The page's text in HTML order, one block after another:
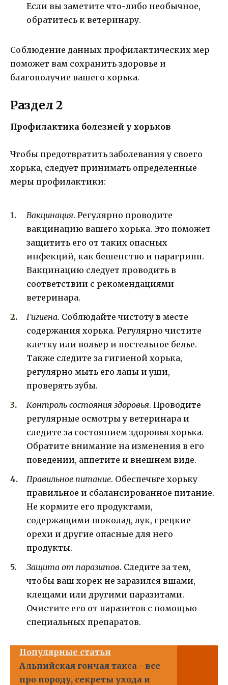
Если вы заметите что-либо необычное,
обратитесь к ветеринару.
Соблюдение данных профилактических мер
поможет вам сохранить здоровье и
благополучие вашего хорька.
Раздел 2
Профилактика болезней у хорьков
Чтобы предотвратить заболевания у своего
хорька, следует принимать определенные
меры профилактики:
Вакцинация. Регулярно проводите
вакцинацию вашего хорька. Это поможет
защитить его от таких опасных
инфекций, как бешенство и парагрипп.
Вакцинацию следует проводить в
соответствии с рекомендациями
ветеринара.
Гигиена. Соблюдайте чистоту в месте
содержания хорька. Регулярно чистите
клетку или вольер и постельное белье.
Также следите за гигиеной хорька,
регулярно мыть его лапы и уши,
проверять зубы.
Контроль состояния здоровья. Проводите
регулярные осмотры у ветеринара и
следите за состоянием здоровья хорька.
Обратите внимание на изменения в его
поведении, аппетите и внешнем виде.
Правильное питание. Обеспечьте хорьку
правильное и сбалансированное питание.
Не кормите его продуктами,
содержащими шоколад, лук, грецкие
орехи и другие опасные для него
продукты.
Защита от паразитов. Следите за тем,
чтобы ваш хорек не заразился вшами,
клещами или другими паразитами.
Очистите его от паразитов с помощью
специальных препаратов.
Популярные статьи
Альпийская гончая такса - все
про породу, секреты ухода и